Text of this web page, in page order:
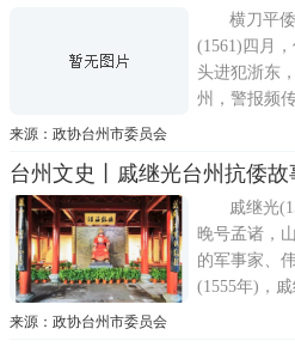
中表现突出
卫大捷和仙
横刀平
(1561)四月
头进犯浙东
州，警报频
防，主动出
兵首次摆开
人，余寇遁
四日，戚继
来源：政协台州市委员会
台州文史丨戚继光台州抗倭故
戚继光
晚号孟诸，
的军事家、
(1555年)，
任浙江都司
来源：政协台州市委员会